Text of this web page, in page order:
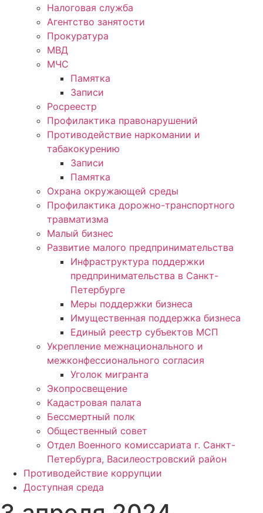
Налоговая служба
Агентство занятости
Прокуратура
МВД
МЧС
Памятка
Записи
Росреестр
Профилактика правонарушений
Противодействие наркомании и
табакокурению
Записи
Памятка
Охрана окружающей среды
Профилактика дорожно-транспортного
травматизма
Малый бизнес
Развитие малого предпринимательства
Инфраструктура поддержки
предпринимательства в Санкт-
Петербурге
Меры поддержки бизнеса
Имущественная поддержка бизнеса
Единый реестр субъектов МСП
Укрепление межнационального и
межконфессионального согласия
Уголок мигранта
Экопросвещение
Кадастровая палата
Бессмертный полк
Общественный совет
Отдел Военного комиссариата г. Санкт-
Петербурга, Василеостровский район
Противодействие коррупции
Доступная среда